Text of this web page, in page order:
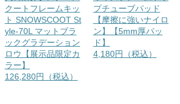
クートフレームキッ
ト SNOWSCOOT St
yle-70L マットブラ
ックグラデーション
ロウ【展示品限定カ
ラー】
126,280円（税込）
プチューブパッド
【摩擦に強いナイロ
ン】【5mm厚パッ
ド】
4,180円（税込）